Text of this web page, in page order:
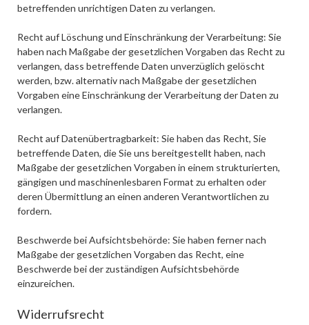
betreffenden unrichtigen Daten zu verlangen.
Recht auf Löschung und Einschränkung der Verarbeitung: Sie
haben nach Maßgabe der gesetzlichen Vorgaben das Recht zu
verlangen, dass betreffende Daten unverzüglich gelöscht
werden, bzw. alternativ nach Maßgabe der gesetzlichen
Vorgaben eine Einschränkung der Verarbeitung der Daten zu
verlangen.
Recht auf Datenübertragbarkeit: Sie haben das Recht, Sie
betreffende Daten, die Sie uns bereitgestellt haben, nach
Maßgabe der gesetzlichen Vorgaben in einem strukturierten,
gängigen und maschinenlesbaren Format zu erhalten oder
deren Übermittlung an einen anderen Verantwortlichen zu
fordern.
Beschwerde bei Aufsichtsbehörde: Sie haben ferner nach
Maßgabe der gesetzlichen Vorgaben das Recht, eine
Beschwerde bei der zuständigen Aufsichtsbehörde
einzureichen.
Widerrufsrecht